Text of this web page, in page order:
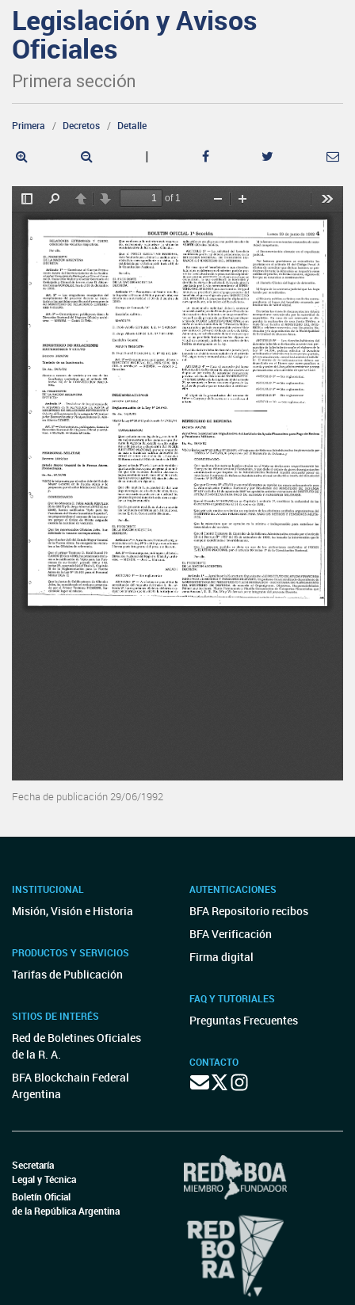
Legislación y Avisos
Oficiales
Primera sección
Primera Decretos Detalle
|
Fecha de publicación 29/06/1992
INSTITUCIONAL
Misión, Visión e Historia
PRODUCTOS Y SERVICIOS
Tarifas de Publicación
SITIOS DE INTERÉS
Red de Boletines Oficiales
de la R. A.
BFA Blockchain Federal
Argentina
AUTENTICACIONES
BFA Repositorio recibos
BFA Verificación
Firma digital
FAQ Y TUTORIALES
Preguntas Frecuentes
CONTACTO
Secretaría
Legal y Técnica
Boletín Oficial
de la República Argentina